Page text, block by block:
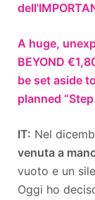
A huge,
BEYOND
be set aside
planned “Step
IT: Nel
venuta a
vuoto e un
Oggi ho